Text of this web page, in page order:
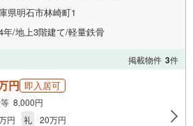
県明石市林崎町1
年/地上3階建て/軽量鉄骨
掲載物件 3件
円 即入居可
8,000円
円 礼 20万円